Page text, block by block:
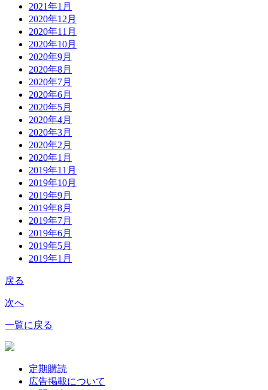
2021年1月
2020年12月
2020年11月
2020年10月
2020年9月
2020年8月
2020年7月
2020年6月
2020年5月
2020年4月
2020年3月
2020年2月
2020年1月
2019年11月
2019年10月
2019年9月
2019年8月
2019年7月
2019年6月
2019年5月
2019年1月
戻る
次へ
一覧に戻る
定期購読
広告掲載について